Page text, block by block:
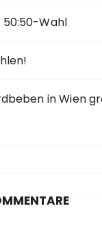
50:50-Wahl
in Wien